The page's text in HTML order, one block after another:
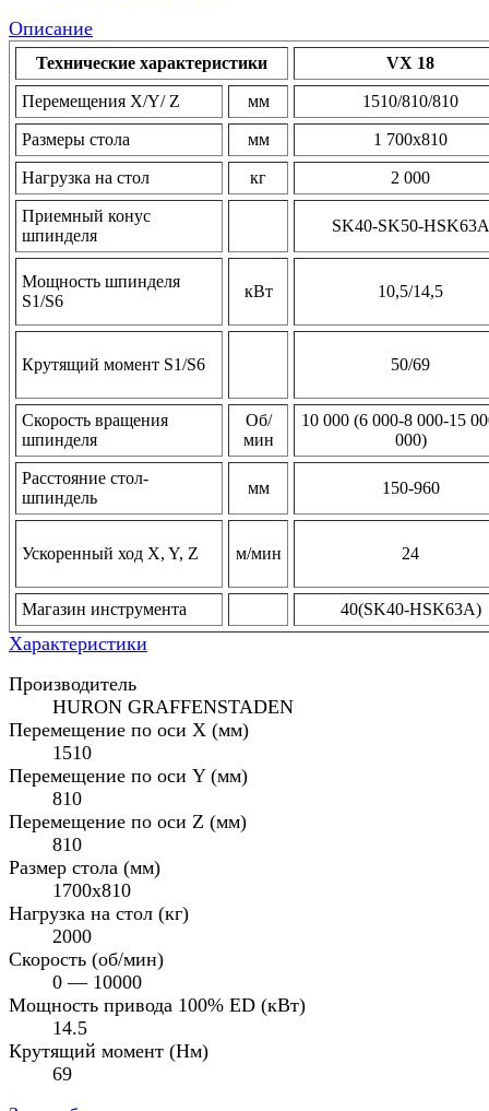
Описание
Технические характеристики VX 18
Перемещения X/Y/ Z мм 1510/810/810
Размеры стола мм 1 700х810
Нагрузка на стол кг 2 000
Приемный конус
шпинделя
SK40-SK50-HSK63A
Мощность шпинделя
S1/S6
кВт 10,5/14,5
Крутящий момент S1/S6 50/69
Скорость вращения
шпинделя
Об/
мин
10 000 (6 000-8 000-15
000)
Расстояние стол-
шпиндель
мм 150-960
Ускоренный ход X, Y, Z м/мин 24
Магазин инструмента 40(SK40-HSK63A)
Характеристики
Производитель
HURON GRAFFENSTADEN
Перемещение по оси X (мм)
1510
Перемещение по оси Y (мм)
810
Перемещение по оси Z (мм)
810
Размер стола (мм)
1700х810
Нагрузка на стол (кг)
2000
Cкорость (об/мин)
0 — 10000
Мощность привода 100% ED (кВт)
14.5
Крутящий момент (Нм)
69